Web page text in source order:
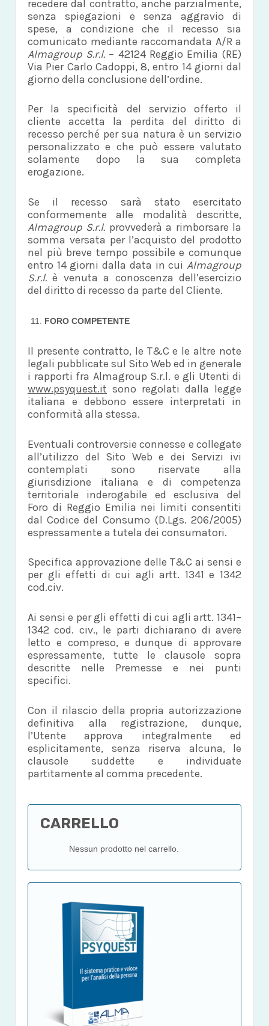
recedere dal contratto, anche parzialmente,
senza spiegazioni e senza aggravio di
spese, a condizione che il recesso sia
comunicato mediante raccomandata A/R a
Almagroup S.r.l. – 42124 Reggio Emilia (RE)
Via Pier Carlo Cadoppi, 8, entro 14 giorni dal
giorno della conclusione dell’ordine.
Per la specificità del servizio offerto il
cliente accetta la perdita del diritto di
recesso perché per sua natura è un servizio
personalizzato e che può essere valutato
solamente dopo la sua completa
erogazione.
Se il recesso sarà stato esercitato
conformemente alle modalità descritte,
Almagroup S.r.l. provvederà a rimborsare la
somma versata per l’acquisto del prodotto
nel più breve tempo possibile e comunque
entro 14 giorni dalla data in cui Almagroup
S.r.l.è venuta a conoscenza dell’esercizio
del diritto di recesso da parte del Cliente.
FORO COMPETENTE
Il presente contratto, le T&C e le altre note
legali pubblicate sul Sito Web ed in generale
i rapporti fra Almagroup S.r.l. e gli Utenti di
www.psyquest.it sono regolati dalla legge
italiana e debbono essere interpretati in
conformità alla stessa.
Eventuali controversie connesse e collegate
all’utilizzo del Sito Web e dei Servizi ivi
contemplati sono riservate alla
giurisdizione italiana e di competenza
territoriale inderogabile ed esclusiva del
Foro di Reggio Emilia nei limiti consentiti
dal Codice del Consumo (D.Lgs. 206/2005)
espressamente a tutela dei consumatori.
Specifica approvazione delle T&C ai sensi e
per gli effetti di cui agli artt. 1341 e 1342
cod.civ.
Ai sensi e per gli effetti di cui agli artt. 1341–
1342 cod. civ., le parti dichiarano di avere
letto e compreso, e dunque di approvare
espressamente, tutte le clausole sopra
descritte nelle Premesse e nei punti
specifici.
Con il rilascio della propria autorizzazione
definitiva alla registrazione, dunque,
l’Utente approva integralmente ed
esplicitamente, senza riserva alcuna, le
clausole suddette e individuate
partitamente al comma precedente.
CARRELLO
Nessun prodotto nel carrello.